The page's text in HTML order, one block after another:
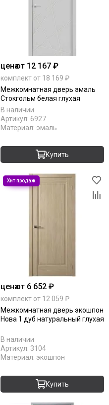
ценаот 12 167 ₽
комплект от 18 169 ₽
Межкомнатная дверь эмаль
Стокгольм белая глухая
В наличии
Артикул: 6927
Материал: эмаль
Купить
ценаот 6 652 ₽
комплект от 12 059 ₽
Межкомнатная дверь экошпон
Нова 1 дуб натуральный глухая
В наличии
Артикул: 3104
Материал: экошпон
Купить